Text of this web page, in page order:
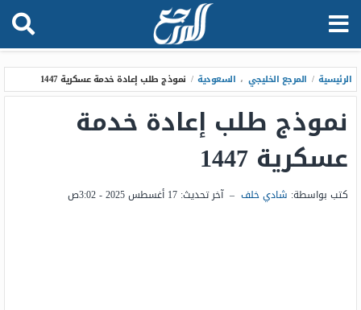
الرئيسية / المرجع الخليجي ، السعودية / نموذج طلب إعادة خدمة عسكرية 1447
نموذج طلب إعادة خدمة
عسكرية 1447
كتب بواسطة: شادي خلف – آخر تحديث: 17 أغسطس 2025 - 3:02ص